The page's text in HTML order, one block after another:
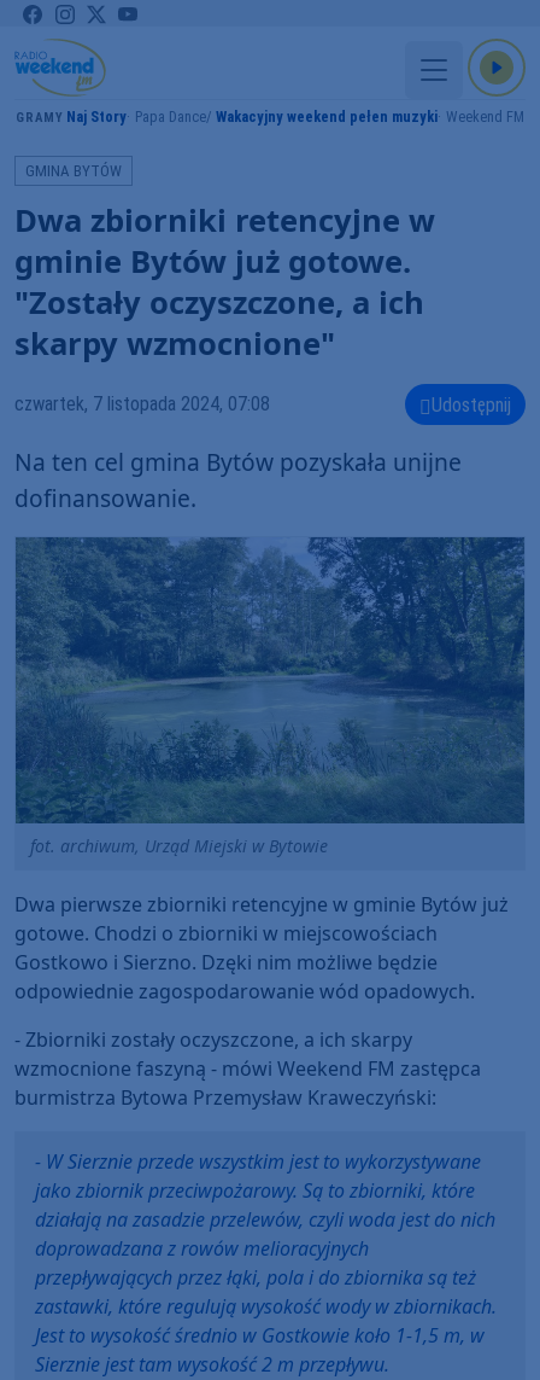
GRAMY Naj Story Papa Dance Wakacyjny weekend pełen muzyki Weekend FM
GMINA BYTÓW
Dwa zbiorniki retencyjne w
gminie Bytów już gotowe.
"Zostały oczyszczone, a ich
skarpy wzmocnione"
czwartek, 7 listopada 2024, 07:08 Udostępnij
Na ten cel gmina Bytów pozyskała unijne
dofinansowanie.
fot. archiwum, Urząd Miejski w Bytowie
Dwa pierwsze zbiorniki retencyjne w gminie Bytów już
gotowe. Chodzi o zbiorniki w miejscowościach
Gostkowo i Sierzno. Dzęki nim możliwe będzie
odpowiednie zagospodarowanie wód opadowych.
- Zbiorniki zostały oczyszczone, a ich skarpy
wzmocnione faszyną - mówi Weekend FM zastępca
burmistrza Bytowa Przemysław Kraweczyński:
- W Sierznie przede wszystkim jest to wykorzystywane
jako zbiornik przeciwpożarowy. Są to zbiorniki, które
działają na zasadzie przelewów, czyli woda jest do nich
doprowadzana z rowów melioracyjnych
przepływających przez łąki, pola i do zbiornika są też
zastawki, które regulują wysokość wody w zbiornikach.
Jest to wysokość średnio w Gostkowie koło 1-1,5 m, w
Sierznie jest tam wysokość 2 m przepływu.